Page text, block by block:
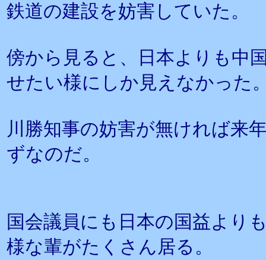
鉄道の建設を妨害していた。
傍から見ると、日本よりも中
せたい様にしか見えなかった
川勝知事の妨害が無ければ来
ずなのだ。
国会議員にも日本の国益より
様な輩がたくさん居る。